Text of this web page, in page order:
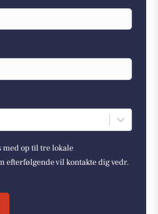
op til tre lokale
efterfølgende vil kontakte dig vedr.